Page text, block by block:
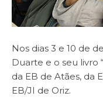
Nos dias 3 e 10 de
Duarte e o seu livro
da EB de Atães, da
EB/JI de Oriz.